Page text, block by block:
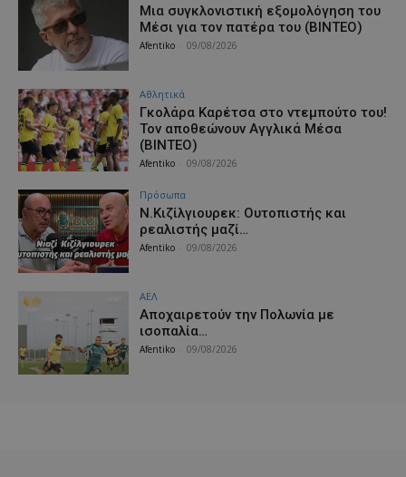
Μια συγκλονιστική εξομολόγηση του
Μέσι για τον πατέρα του (ΒΙΝΤΕΟ)
Afentiko 09/08/2026
Αθλητικά
Γκολάρα Καρέτσα στο ντεμπούτο του!
Τον αποθεώνουν Αγγλικά Μέσα
(ΒΙΝΤΕΟ)
Afentiko 09/08/2026
Πρόσωπα
Ν.Κιζίλγιουρεκ: Ουτοπιστής και
ρεαλιστής μαζί…
Afentiko 09/08/2026
ΑΕΛ
Aποχαιρετούν την Πολωνία με
ισοπαλία…
Afentiko 09/08/2026